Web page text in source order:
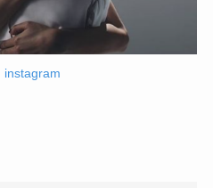
instagram